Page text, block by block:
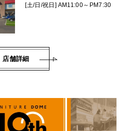
[土/日/祝日] AM11:00～PM7:30
店舗詳細